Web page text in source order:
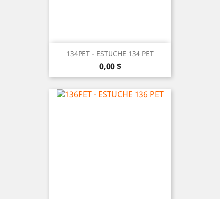
134PET - ESTUCHE 134 PET
Precio
0,00 $